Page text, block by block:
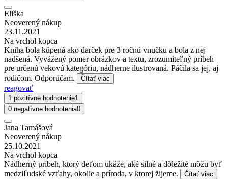
Eliška
Neoverený nákup
23.11.2021
Na vrchol kopca
Kniha bola kúpená ako darček pre 3 ročnú vnučku a bola z nej
nadšená. Vyvážený pomer obrázkov a textu, zrozumiteľný príbeh
pre určenú vekovú kategóriu, nádherne ilustrovaná. Páčila sa jej, aj
rodičom. Odporúčam.
Čítať viac
reagovať
1 pozitívne hodnotenie1
0 negatívne hodnotenia0
Jana Tamášová
Neoverený nákup
25.10.2021
Na vrchol kopca
Nádherný príbeh, ktorý deťom ukáže, aké silné a dôležité môžu byť
medziľudské vzťahy, okolie a príroda, v ktorej žijeme.
Čítať viac